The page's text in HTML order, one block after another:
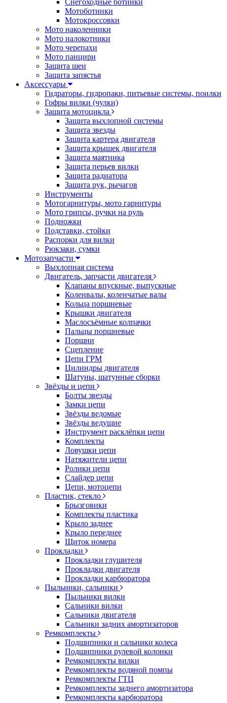
Снегоходные ботинки
Мотоботинки
Мотокроссовки
Мото наколенники
Мото налокотники
Мото черепахи
Мото панцири
Защита шеи
Защита запястья
Аксессуары
Гидраторы, гидропаки, питьевые системы, поилки
Гофры вилки (чулки)
Защита мотоцикла
Защита выхлопной системы
Защита звезды
Защита картера двигателя
Защита крышек двигателя
Защита маятника
Защита перьев вилки
Защита радиатора
Защита рук, рычагов
Инструменты
Мотогарнитуры, мото гарнитуры
Мото грипсы, ручки на руль
Подножки
Подставки, стойки
Распорки для вилки
Рюкзаки, сумки
Мотозапчасти
Выхлопная система
Двигатель, запчасти двигателя
Клапаны впускные, выпускные
Коленвалы, коленчатые валы
Кольца поршневые
Крышки двигателя
Маслосъёмные колпачки
Пальцы поршневые
Поршни
Сцепление
Цепи ГРМ
Цилиндры двигателя
Шатуны, шатунные сборки
Звёзды и цепи
Болты звезды
Замки цепи
Звёзды ведомые
Звёзды ведущие
Инструмент расклёпки цепи
Комплекты
Ловушки цепи
Натяжители цепи
Ролики цепи
Слайдер цепи
Цепи, мотоцепи
Пластик, стекло
Брызговики
Комплекты пластика
Крыло заднее
Крыло переднее
Щиток номера
Прокладки
Прокладки глушителя
Прокладки двигателя
Прокладки карбюратора
Пыльники, сальники
Пыльники вилки
Сальники вилки
Сальники двигателя
Сальники задних амортизаторов
Ремкомплекты
Подшипники и сальники колеса
Подшипники рулевой колонки
Ремкомплекты вилки
Ремкомплекты водяной помпы
Ремкомплекты ГТЦ
Ремкомплекты заднего амортизатора
Ремкомплекты карбюратора